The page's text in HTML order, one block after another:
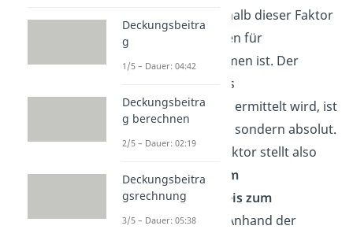
sehr einfach, weshalb dieser Faktor
von großem Nutzen für
Handelsunternehmen ist. Der
Betrag, welcher als
Kalkulationsfaktor ermittelt wird, ist
keine Prozentzahl, sondern absolut.
Der Kalkulationsfaktor stellt also
dasVerhältnis vom
Listenverkaufspreis zum
Bezugspreisdar. Anhand der
Deckungsbeitra
g
1/5 – Dauer: 04:42
Deckungsbeitra
g berechnen
2/5 – Dauer: 02:19
Deckungsbeitra
gsrechnung
3/5 – Dauer: 05:38